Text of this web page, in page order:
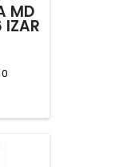
MD
0